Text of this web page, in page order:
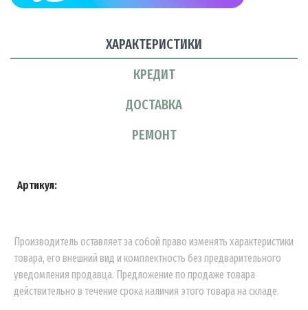
ХАРАКТЕРИСТИКИ
КРЕДИТ
ДОСТАВКА
РЕМОНТ
Артикул:
Производитель оставляет за собой право изменять характеристики
товара, его внешний вид и комплектность без предварительного
уведомления продавца. Предложение по продаже товара
действительно в течение срока наличия этого товара на складе.